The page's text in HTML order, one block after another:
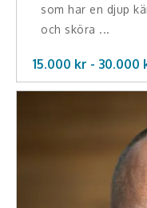
som har en djup
och sköra ...
15.000 kr - 30.000